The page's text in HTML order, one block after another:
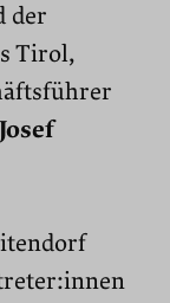
der
Tirol,
Josef